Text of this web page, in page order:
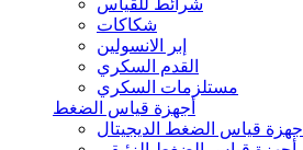
شرائط للقياس
شكاكات
إبر الانسولين
القدم السكري
مستلزمات السكري
أجهزة قياس الضغط
أجهزة قياس الضغط الديجيتال